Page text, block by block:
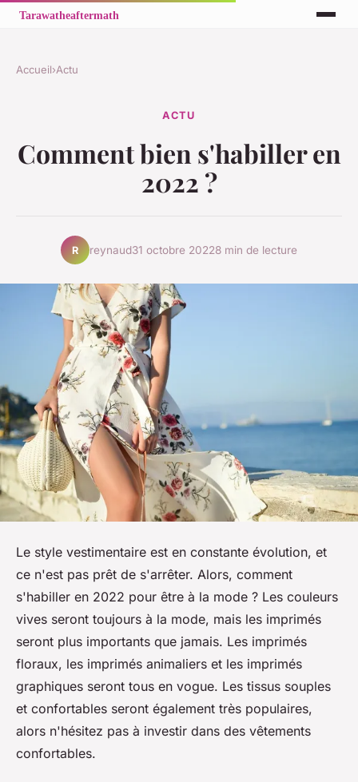
Accueil›Actu
ACTU
Comment bien s'habiller en
2022 ?
R reynaud31 octobre 20228 min de lecture
Le style vestimentaire est en constante évolution, et
ce n'est pas prêt de s'arrêter. Alors, comment
s'habiller en 2022 pour être à la mode ? Les couleurs
vives seront toujours à la mode, mais les imprimés
seront plus importants que jamais. Les imprimés
floraux, les imprimés animaliers et les imprimés
graphiques seront tous en vogue. Les tissus souples
et confortables seront également très populaires,
alors n'hésitez pas à investir dans des vêtements
confortables.